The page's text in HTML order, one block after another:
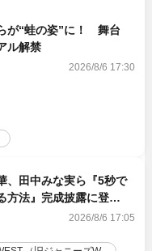
が“蛙の姿”に！ 舞台
ル解禁
2026/8/6 17:30
、田中みな実ら『5秒で
方法』完成披露に登
用術も発表2026/8/6 17:05